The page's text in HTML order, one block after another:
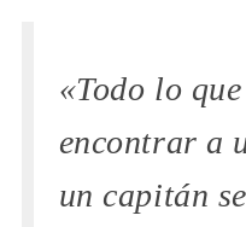
«Todo lo
encontrar a
un capitán